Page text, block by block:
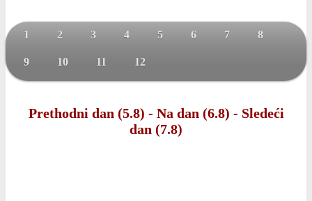
1 2 3 4 5 6 7 8
9 10 11 12
Prethodni dan (5.8) - Na dan (6.8) - Sledeći
dan (7.8)